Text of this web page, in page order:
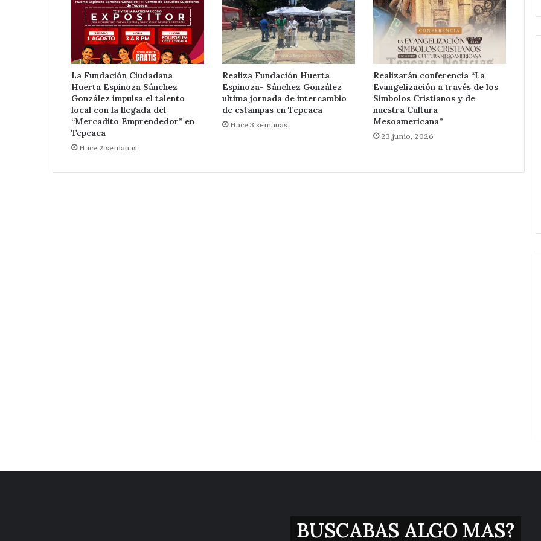
La Fundación Ciudadana
Huerta Espinoza Sánchez
González impulsa el talento
local con la llegada del
“Mercadito Emprendedor” en
Tepeaca
Hace 2 semanas
Realiza Fundación Huerta
Espinoza- Sánchez González
ultima jornada de intercambio
de estampas en Tepeaca
Hace 3 semanas
Realizarán conferencia “La
Evangelización a través de los
Símbolos Cristianos y de
nuestra Cultura
Mesoamericana”
23 junio, 2026
Desaparece
otra
en
Desaparece otra mujer en
Avanza
investigación
después
de
ejecución
Hace 11 horas
de ejecución de hermanos cerca
BUSCABAS ALGO MAS?